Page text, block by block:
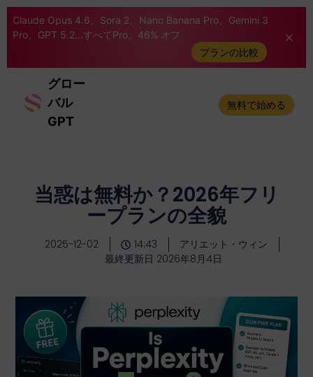
Claude Opus 4.6、Sora 2、Nano Banana Pro、Gemini 3
Pro、GPT 5.2...すべてPro。46% オフ
プランの比較
グロー
バル
GPT
無料で始める
当惑は無料か？2026年フリ
ープランの全貌
2025-12-02 14:43
アリエット・ウィン
最終更新日 2026年8月4日